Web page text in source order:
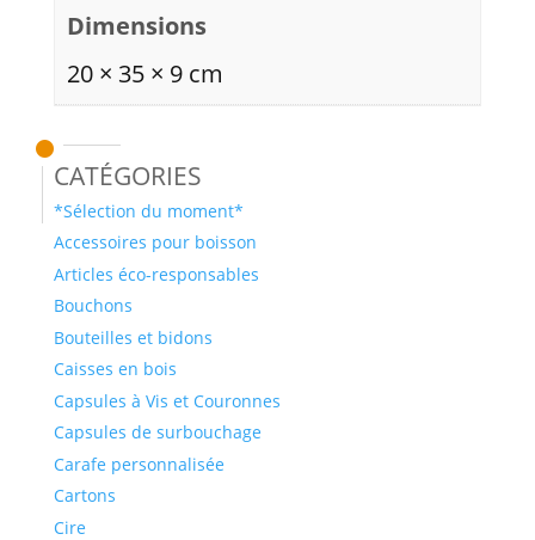
Dimensions
20 × 35 × 9 cm
Catégories
*Sélection du moment*
Accessoires pour boisson
Articles éco-responsables
Bouchons
Bouteilles et bidons
Caisses en bois
Capsules à Vis et Couronnes
Capsules de surbouchage
Carafe personnalisée
Cartons
Cire